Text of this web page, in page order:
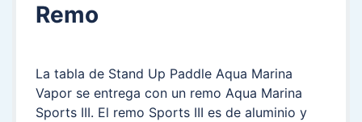
Remo
La tabla de Stand Up Paddle Aqua Marina
Vapor se entrega con un remo Aqua Marina
Sports III. El remo Sports III es de aluminio y